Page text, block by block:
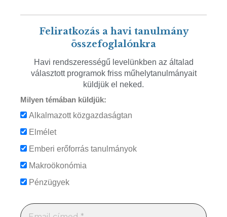
Feliratkozás a havi tanulmány
összefoglalónkra
Havi rendszerességű levelünkben az általad
választott programok friss műhelytanulmányait
küldjük el neked.
Milyen témában küldjük:
Alkalmazott közgazdaságtan
Elmélet
Emberi erőforrás tanulmányok
Makroökonómia
Pénzügyek